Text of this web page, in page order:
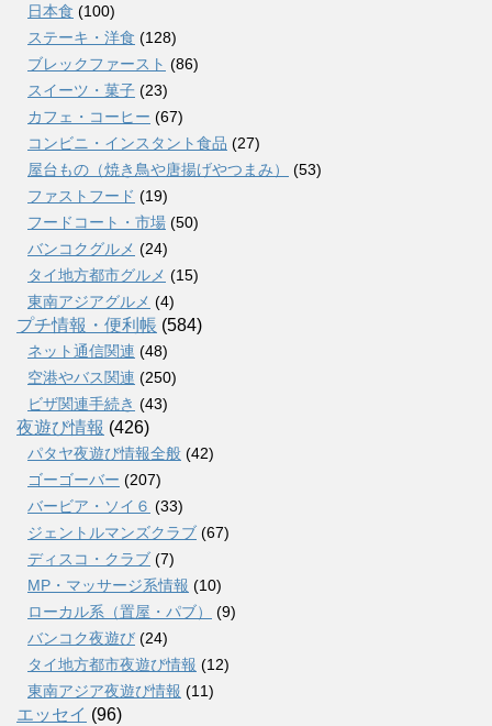
日本食 (100)
ステーキ・洋食 (128)
ブレックファースト (86)
スイーツ・菓子 (23)
カフェ・コーヒー (67)
コンビニ・インスタント食品 (27)
屋台もの（焼き鳥や唐揚げやつまみ）
(53)
ファストフード (19)
フードコート・市場 (50)
バンコクグルメ (24)
タイ地方都市グルメ (15)
東南アジアグルメ (4)
プチ情報・便利帳 (584)
ネット通信関連 (48)
空港やバス関連 (250)
ビザ関連手続き (43)
夜遊び情報 (426)
パタヤ夜遊び情報全般 (42)
ゴーゴーバー (207)
バービア・ソイ６ (33)
ジェントルマンズクラブ (67)
ディスコ・クラブ (7)
MP・マッサージ系情報 (10)
ローカル系（置屋・パブ）
(9)
バンコク夜遊び (24)
タイ地方都市夜遊び情報 (12)
東南アジア夜遊び情報 (11)
エッセイ (96)